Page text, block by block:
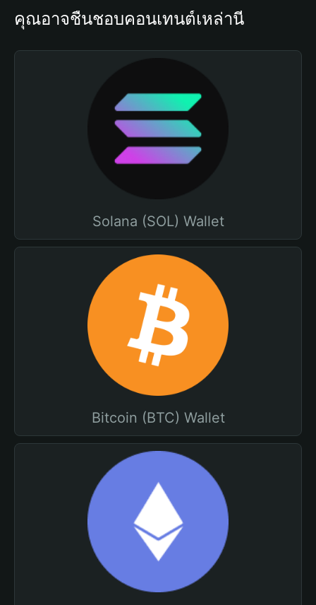
คุณอาจชื่นชอบคอนเทนต์เหล่านี้
Solana (SOL) Wallet
Bitcoin (BTC) Wallet